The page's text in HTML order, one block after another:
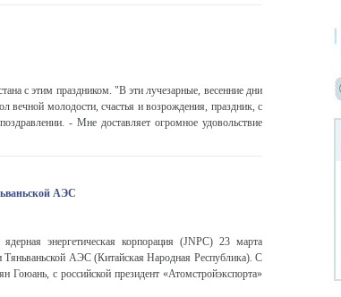
с этим праздником. "В эти лучезарные, весенние дни
молодости, счастья и возрождения, праздник, с
- Мне доставляет огромное удовольствие
АЭС
энергетическая корпорация (JNPC) 23 марта
АЭС (Китайская Народная Республика). С
Гоюань, с российской президент «Атомстройэкспорта»